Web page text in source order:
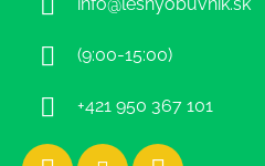
info@lesnyobuvnik.sk
(9:00-15:00)
+421 950 367 101